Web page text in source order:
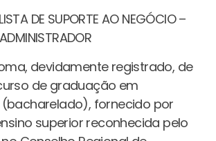
DE SUPORTE AO NEGÓCIO –
devidamente registrado, de
de graduação em
fornecido por
superior reconhecida pelo